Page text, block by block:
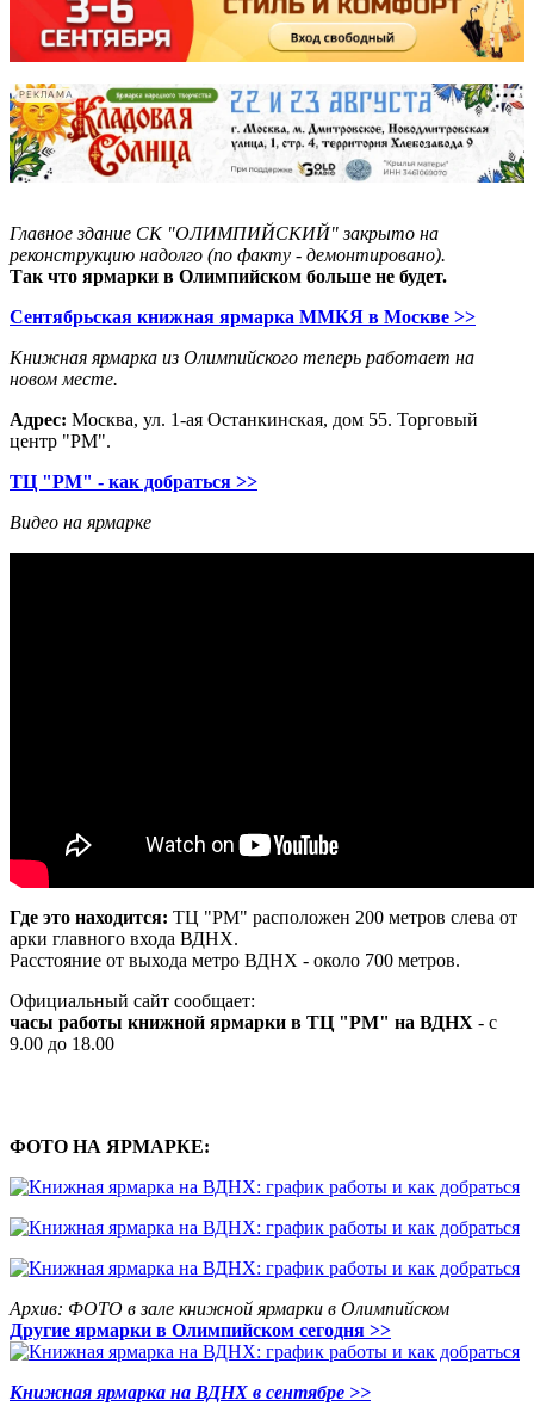
РЕКЛАМА
Главное здание СК "ОЛИМПИЙСКИЙ" закрыто на
реконструкцию надолго (по факту - демонтировано).
Так что ярмарки в Олимпийском больше не будет.
Сентябрьская книжная ярмарка ММКЯ в Москве >>
Книжная ярмарка из Олимпийского теперь работает на
новом месте.
Адрес: Москва, ул. 1-ая Останкинская, дом 55. Торговый
центр "РМ".
ТЦ "РМ" - как добраться >>
Видео на ярмарке
Где это находится: ТЦ "РМ" расположен 200 метров слева от
арки главного входа ВДНХ.
Расстояние от выхода метро ВДНХ - около 700 метров.
Официальный сайт сообщает:
часы работы книжной ярмарки в ТЦ "РМ" на ВДНХ - с
9.00 до 18.00
ФОТО НА ЯРМАРКЕ:
Архив: ФОТО в зале книжной ярмарки в Олимпийском
Другие ярмарки в Олимпийском сегодня >>
Книжная ярмарка на ВДНХ в сентябре >>